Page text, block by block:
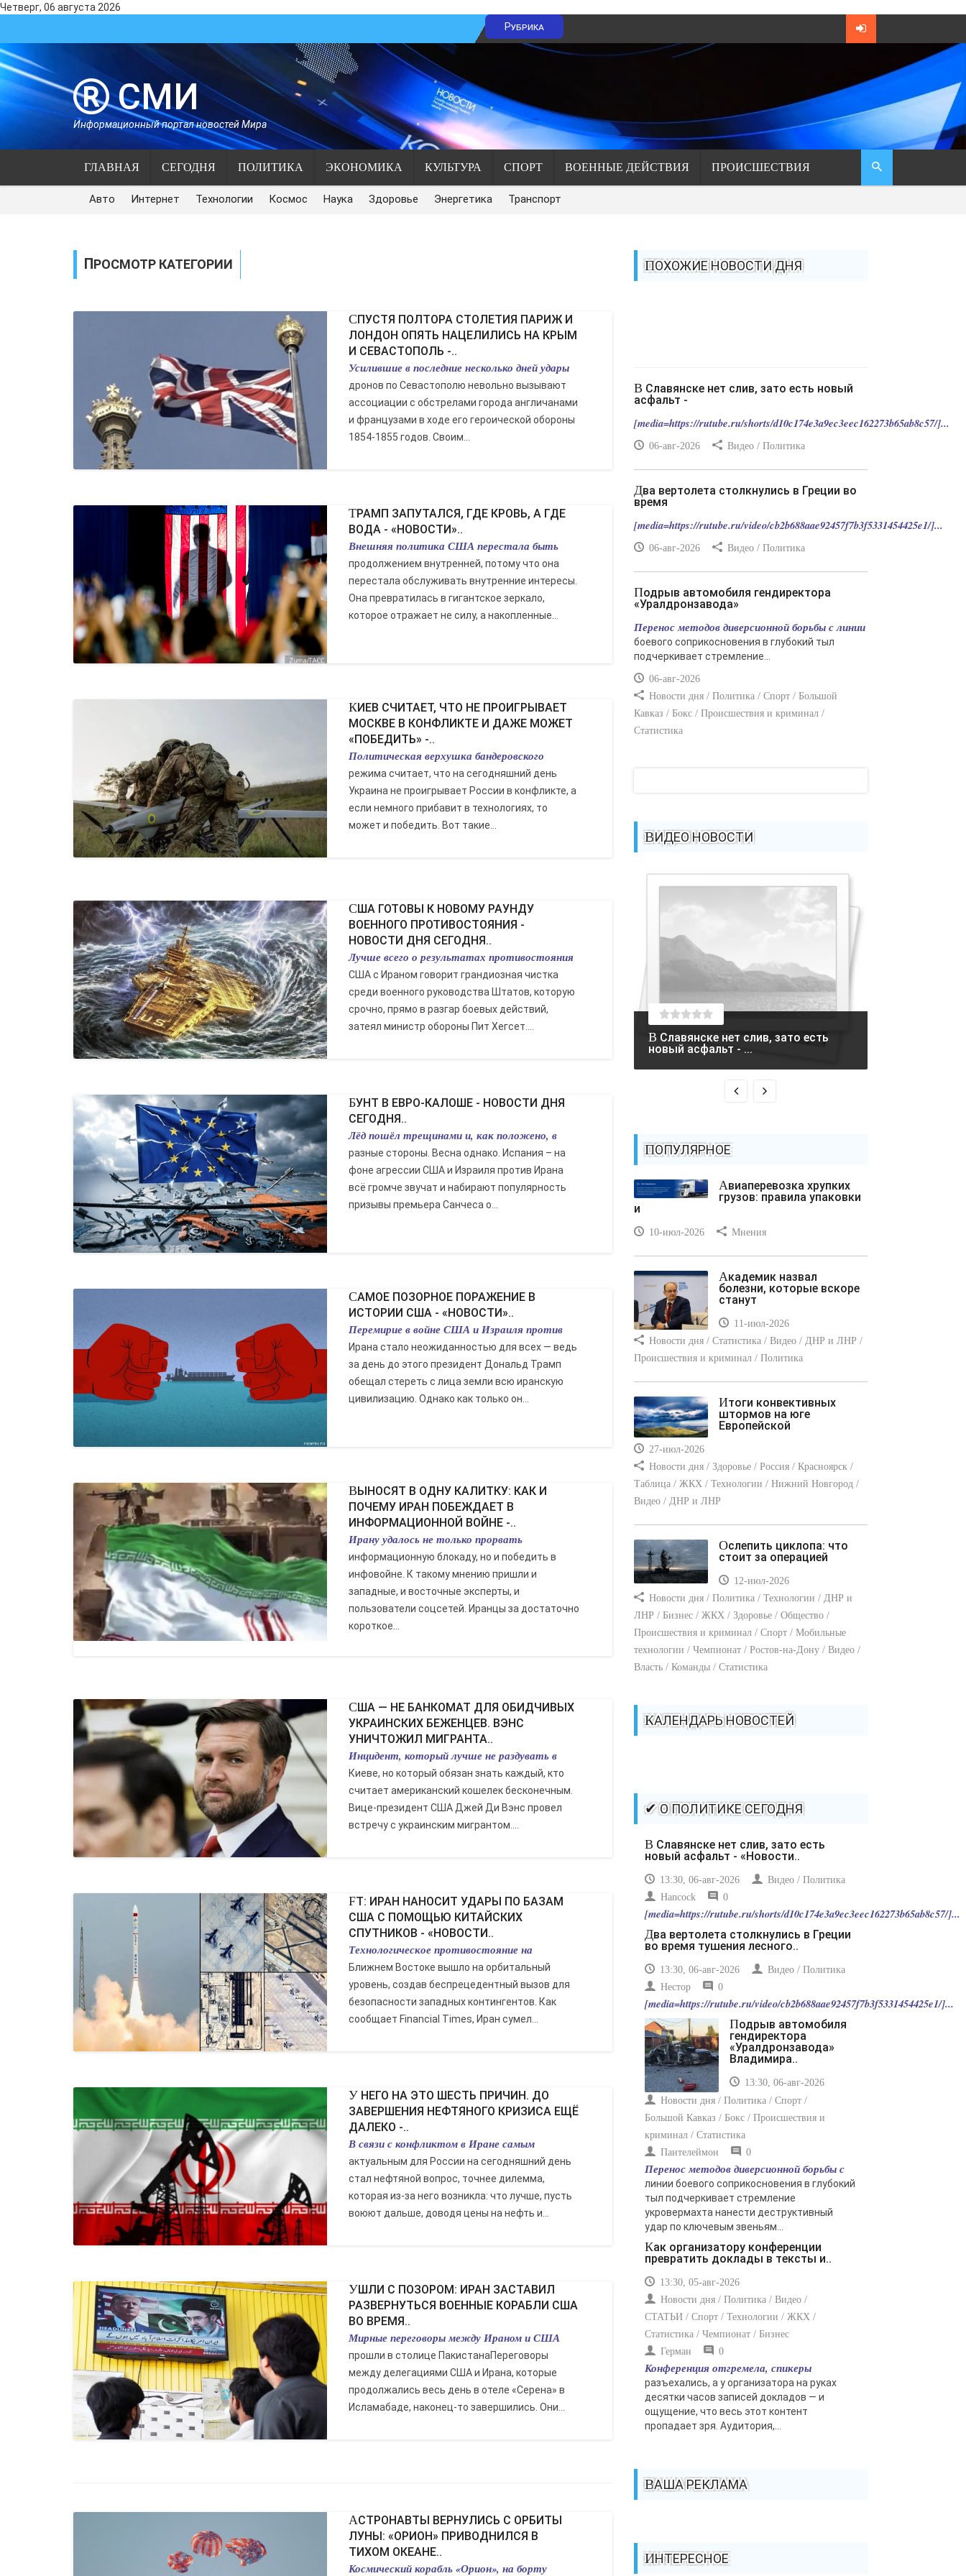
Четверг, 06 августа 2026
Рубрика
СМИ
Информационный портал новостей Мира
ГЛАВНАЯ СЕГОДНЯ ПОЛИТИКА ЭКОНОМИКА КУЛЬТУРА СПОРТ ВОЕННЫЕ ДЕЙСТВИЯ ПРОИСШЕСТВИЯ
Авто Интернет Технологии Космос Наука Здоровье Энергетика Транспорт
ПРОСМОТР КАТЕГОРИИ
СПУСТЯ ПОЛТОРА СТОЛЕТИЯ ПАРИЖ И
ЛОНДОН ОПЯТЬ НАЦЕЛИЛИСЬ НА КРЫМ
И СЕВАСТОПОЛЬ -..
Усилившие в последние несколько дней удары
дронов по Севастополю невольно вызывают
ассоциации с обстрелами города англичанами
и французами в ходе его героической обороны
1854-1855 годов. Своим...
ТРАМП ЗАПУТАЛСЯ, ГДЕ КРОВЬ, А ГДЕ
ВОДА - «НОВОСТИ»..
Внешняя политика США перестала быть
продолжением внутренней, потому что она
перестала обслуживать внутренние интересы.
Она превратилась в гигантское зеркало,
которое отражает не силу, а накопленные...
КИЕВ СЧИТАЕТ, ЧТО НЕ ПРОИГРЫВАЕТ
МОСКВЕ В КОНФЛИКТЕ И ДАЖЕ МОЖЕТ
«ПОБЕДИТЬ» -..
Политическая верхушка бандеровского
режима считает, что на сегодняшний день
Украина не проигрывает России в конфликте, а
если немного прибавит в технологиях, то
может и победить. Вот такие...
США ГОТОВЫ К НОВОМУ РАУНДУ
ВОЕННОГО ПРОТИВОСТОЯНИЯ -
НОВОСТИ ДНЯ СЕГОДНЯ..
Лучше всего о результатах противостояния
США с Ираном говорит грандиозная чистка
среди военного руководства Штатов, которую
срочно, прямо в разгар боевых действий,
затеял министр обороны Пит Хегсет....
БУНТ В ЕВРО-КАЛОШЕ - НОВОСТИ ДНЯ
СЕГОДНЯ..
Лёд пошёл трещинами и, как положено, в
разные стороны. Весна однако. Испания – на
фоне агрессии США и Израиля против Ирана
всё громче звучат и набирают популярность
призывы премьера Санчеса о...
САМОЕ ПОЗОРНОЕ ПОРАЖЕНИЕ В
ИСТОРИИ США - «НОВОСТИ»..
Перемирие в войне США и Израиля против
Ирана стало неожиданностью для всех — ведь
за день до этого президент Дональд Трамп
обещал стереть с лица земли всю иранскую
цивилизацию. Однако как только он...
ВЫНОСЯТ В ОДНУ КАЛИТКУ: КАК И
ПОЧЕМУ ИРАН ПОБЕЖДАЕТ В
ИНФОРМАЦИОННОЙ ВОЙНЕ -..
Ирану удалось не только прорвать
информационную блокаду, но и победить в
инфовойне. К такому мнению пришли и
западные, и восточные эксперты, и
пользователи соцсетей. Иранцы за достаточно
короткое...
США — НЕ БАНКОМАТ ДЛЯ ОБИДЧИВЫХ
УКРАИНСКИХ БЕЖЕНЦЕВ. ВЭНС
УНИЧТОЖИЛ МИГРАНТА..
Инцидент, который лучше не раздувать в
Киеве, но который обязан знать каждый, кто
считает американский кошелек бесконечным.
Вице-президент США Джей Ди Вэнс провел
встречу с украинским мигрантом....
FT: ИРАН НАНОСИТ УДАРЫ ПО БАЗАМ
США С ПОМОЩЬЮ КИТАЙСКИХ
СПУТНИКОВ - «НОВОСТИ..
Технологическое противостояние на
Ближнем Востоке вышло на орбитальный
уровень, создав беспрецедентный вызов для
безопасности западных контингентов. Как
сообщает Financial Times, Иран сумел...
У НЕГО НА ЭТО ШЕСТЬ ПРИЧИН. ДО
ЗАВЕРШЕНИЯ НЕФТЯНОГО КРИЗИСА ЕЩЁ
ДАЛЕКО -..
В связи с конфликтом в Иране самым
актуальным для России на сегодняшний день
стал нефтяной вопрос, точнее дилемма,
которая из-за него возникла: что лучше, пусть
воюют дальше, доводя цены на нефть и...
УШЛИ С ПОЗОРОМ: ИРАН ЗАСТАВИЛ
РАЗВЕРНУТЬСЯ ВОЕННЫЕ КОРАБЛИ США
ВО ВРЕМЯ..
Мирные переговоры между Ираном и США
прошли в столице ПакистанаПереговоры
между делегациями США и Ирана, которые
продолжались весь день в отеле «Серена» в
Исламабаде, наконец-то завершились. Они...
АСТРОНАВТЫ ВЕРНУЛИСЬ С ОРБИТЫ
ЛУНЫ: «ОРИОН» ПРИВОДНИЛСЯ В
ТИХОМ ОКЕАНЕ..
Космический корабль «Орион», на борту
ПОХОЖИЕ НОВОСТИ ДНЯ
В Славянске нет слив, зато есть новый
асфальт -
[media=https://rutube.ru/shorts/d10c174e3a9ec3eec162273b65ab8c57/]...
06-авг-2026 Видео / Политика
Два вертолета столкнулись в Греции во
время
[media=https://rutube.ru/video/cb2b688aae92457f7b3f5331454425e1/]...
06-авг-2026 Видео / Политика
Подрыв автомобиля гендиректора
«Уралдронзавода»
Перенос методов диверсионной борьбы с линии
боевого соприкосновения в глубокий тыл
подчеркивает стремление...
06-авг-2026
Новости дня / Политика / Спорт / Большой
Кавказ / Бокс / Происшествия и криминал /
Статистика
ВИДЕО НОВОСТИ
В Славянске нет слив, зато есть
новый асфальт - ...
ПОПУЛЯРНОЕ
Авиаперевозка хрупких
грузов: правила упаковки
и
10-июл-2026 Мнения
Академик назвал
болезни, которые вскоре
станут
11-июл-2026
Новости дня / Статистика / Видео / ДНР и ЛНР /
Происшествия и криминал / Политика
Итоги конвективных
штормов на юге
Европейской
27-июл-2026
Новости дня / Здоровье / Россия / Красноярск /
Таблица / ЖКХ / Технологии / Нижний Новгород /
Видео / ДНР и ЛНР
Ослепить циклопа: что
стоит за операцией
12-июл-2026
Новости дня / Политика / Технологии / ДНР и
ЛНР / Бизнес / ЖКХ / Здоровье / Общество /
Происшествия и криминал / Спорт / Мобильные
технологии / Чемпионат / Ростов-на-Дону / Видео /
Власть / Команды / Статистика
КАЛЕНДАРЬ НОВОСТЕЙ
✔ О ПОЛИТИКЕ СЕГОДНЯ
В Славянске нет слив, зато есть
новый асфальт - «Новости..
13:30, 06-авг-2026
Видео / Политика
Hancock
0
[media=https://rutube.ru/shorts/d10c174e3a9ec3eec162273b65ab8c57/]...
Два вертолета столкнулись в Греции
во время тушения лесного..
13:30, 06-авг-2026
Видео / Политика
Нестор
0
[media=https://rutube.ru/video/cb2b688aae92457f7b3f5331454425e1/]...
Подрыв автомобиля
гендиректора
«Уралдронзавода»
Владимира..
13:30, 06-авг-2026
Новости дня / Политика / Спорт /
Большой Кавказ / Бокс / Происшествия и
криминал / Статистика
Пантелеймон
0
Перенос методов диверсионной борьбы с
линии боевого соприкосновения в глубокий
тыл подчеркивает стремление
укровермахта нанести деструктивный
удар по ключевым звеньям...
Как организатору конференции
превратить доклады в тексты и..
13:30, 05-авг-2026
Новости дня / Политика / Видео /
СТАТЬИ / Спорт / Технологии / ЖКХ /
Статистика / Чемпионат / Бизнес
Герман
0
Конференция отгремела, спикеры
разъехались, а у организатора на руках
десятки часов записей докладов — и
ощущение, что весь этот контент
пропадает зря. Аудитория,...
ВАША РЕКЛАМА
ИНТЕРЕСНОЕ